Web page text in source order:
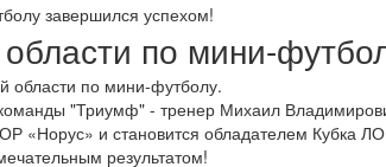
завершился успехом!
по мини-
области по мини-футболу.
"Триумф" - тренер Михаил
«Норус» и становится обладателем Кубка
результатом!